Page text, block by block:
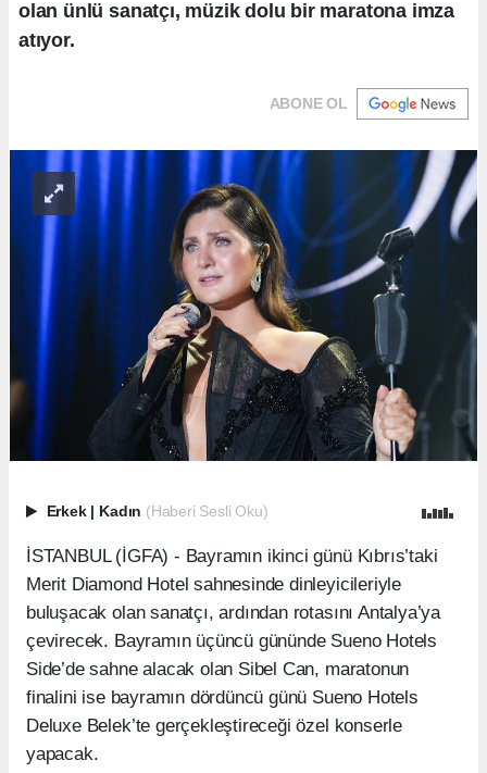
olan ünlü sanatçı, müzik dolu bir maratona imza
atıyor.
ABONE OL
Erkek Kadın (Haberi Sesli Oku)
İSTANBUL (İGFA) - Bayramın ikinci günü Kıbrıs’taki
Merit Diamond Hotel sahnesinde dinleyicileriyle
buluşacak olan sanatçı, ardından rotasını Antalya’ya
çevirecek. Bayramın üçüncü gününde Sueno Hotels
Side’de sahne alacak olan Sibel Can, maratonun
finalini ise bayramın dördüncü günü Sueno Hotels
Deluxe Belek’te gerçekleştireceği özel konserle
yapacak.